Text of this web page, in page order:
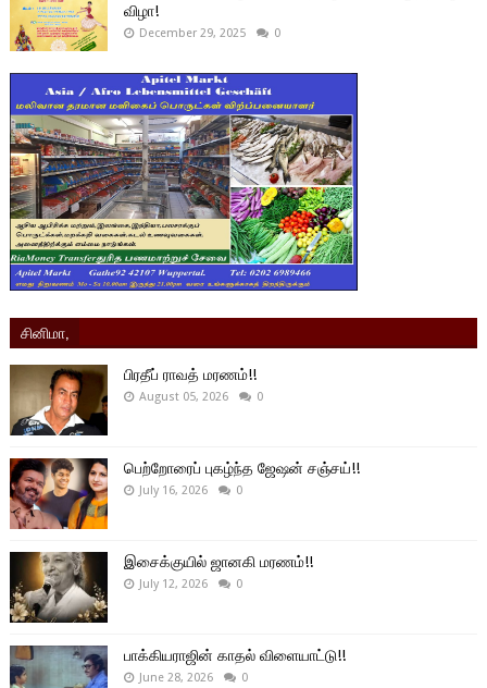
விழா!
December 29, 2025 0
சினிமா,
பிரதீப் ராவத் மரணம்!!
August 05, 2026 0
பெற்றோரைப் புகழ்ந்த ஜேஷன் சஞ்சய்!!
July 16, 2026 0
இசைக்குயில் ஜானகி மரணம்!!
July 12, 2026 0
பாக்கியராஜின் காதல் விளையாட்டு!!
June 28, 2026 0